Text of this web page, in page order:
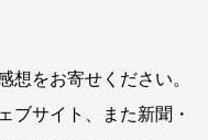
想をお寄せください。
ブサイト、また新聞・